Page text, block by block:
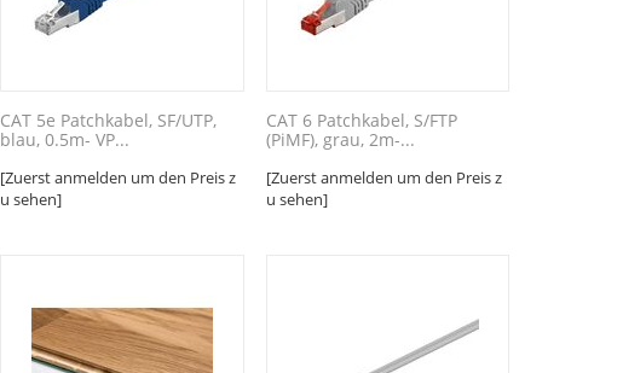
CAT 5e Patchkabel, SF/UTP,
blau, 0.5m- VP...
[Zuerst anmelden um den Preis z
u sehen]
CAT 6 Patchkabel, S/FTP
(PiMF), grau, 2m-...
[Zuerst anmelden um den Preis z
u sehen]